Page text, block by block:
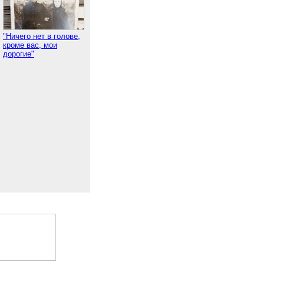
"Ничего нет в голове,
кроме вас, мои
дорогие"